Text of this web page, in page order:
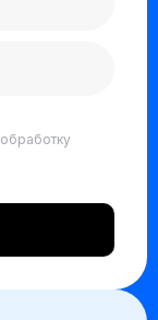
обработку